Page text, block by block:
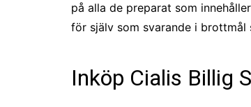
på alla de preparat som
för själv som svarande i brottmål
Inköp Cialis Billig